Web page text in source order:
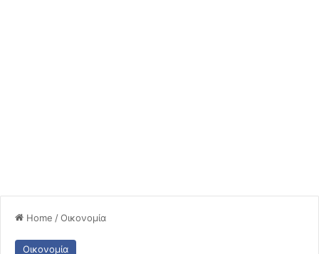
Home /Οικονομία
Οικονομία